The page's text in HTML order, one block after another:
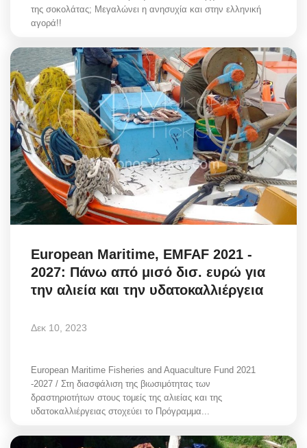
της σοκολάτας; Μεγαλώνει η ανησυχία και στην ελληνική
αγορά!!
European Maritime, EMFAF 2021 -
2027: Πάνω από μισό δισ. ευρώ για
την αλιεία και την υδατοκαλλιέργεια
Δεκ 10, 2023
European Maritime Fisheries and Aquaculture Fund 2021
-2027 / Στη διασφάλιση της βιωσιμότητας των
δραστηριοτήτων στους τομείς της αλιείας και της
υδατοκαλλιέργειας στοχεύει το Πρόγραμμα...